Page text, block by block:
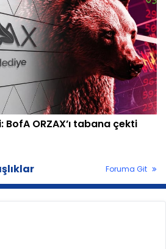
ORZAX’ı tabana çekti
Foruma Git